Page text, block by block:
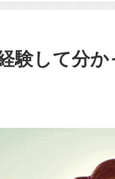
験して分